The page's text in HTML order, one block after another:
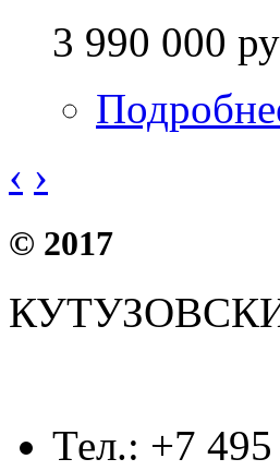
3 990 000
‹ ›
© 2017
Тел.: +7